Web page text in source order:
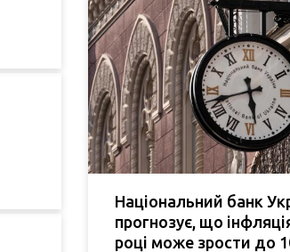
Національний банк
прогнозує, що
році може зрости до